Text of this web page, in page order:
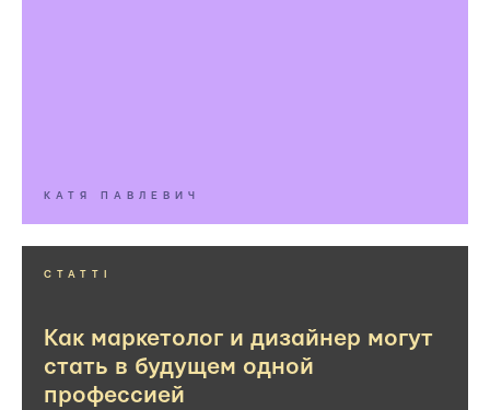
КАТЯ ПАВЛЕВИЧ
СТАТТІ
Как маркетолог и дизайнер могут
стать в будущем одной
профессией